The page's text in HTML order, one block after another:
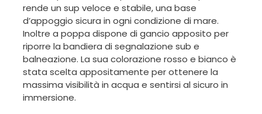
rende un sup veloce e stabile, una base
d’appoggio sicura in ogni condizione di mare.
Inoltre a poppa dispone di gancio apposito per
riporre la bandiera di segnalazione sub e
balneazione. La sua colorazione rosso e bianco è
stata scelta appositamente per ottenere la
massima visibilità in acqua e sentirsi al sicuro in
immersione.